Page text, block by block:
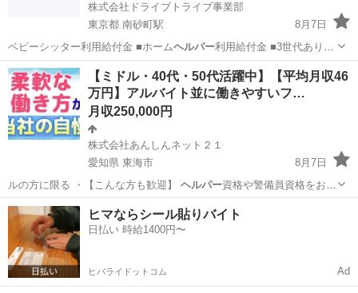
株式会社ドライブトライブ事業部
東京都 南砂町駅
8月7日
ベビーシッター利用給付金 ■ホームヘルパー利用給付金 ■3世代ありが
とう給付…
東京 江東区 南砂町駅 ドライバー 未経験
【ミドル・40代・50代活躍中】【平均月収46
万円】アルバイト並に働きやすいフ…
月収250,000円
株式会社あんしんネット２１
愛知県 東海市
8月7日
ルの方に限る ・【こんな方も歓迎】 ヘルパー資格や警備員資格をお持
ちの方【仕事内…
愛知 東海市 ドライバー 未経験
ヒマならシール貼りバイト
日払い 時給1400円〜
ヒバライドットコム Ad